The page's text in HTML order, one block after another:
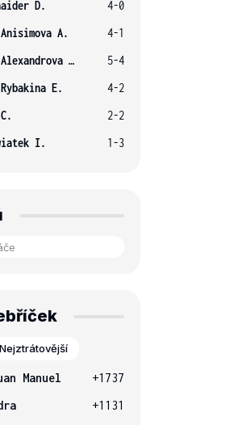
D.
4-0
Anisimova A.
4-1
Alexandrova E.
5-4
Rybakina E.
4-2
2-2
I. 1-3
Nejztrátovější
Manuel
+1737
+1131